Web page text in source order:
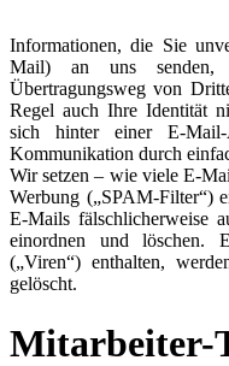
Informationen, die Sie
Mail) an uns senden,
Übertragungsweg von
Regel auch Ihre Identität
sich hinter einer E-Mail-
Kommunikation durch
Wir setzen – wie viele E-
Werbung („SPAM-Filter“)
E-Mails fälschlicherweise
einordnen und löschen.
(„Viren“) enthalten,
gelöscht.
Mitarbeiter-